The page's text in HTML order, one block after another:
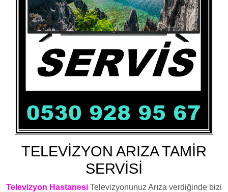
TELEVİZYON ARIZA TAMİR
SERVİSİ
Televizyon Hastanesi Televizyonunuz Arıza verdiğinde bizi